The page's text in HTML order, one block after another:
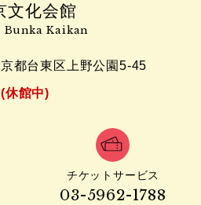
文化会館
Bunka Kaikan
都台東区上野公園5-45
(休館中)
チケットサービス
03-5962-1788